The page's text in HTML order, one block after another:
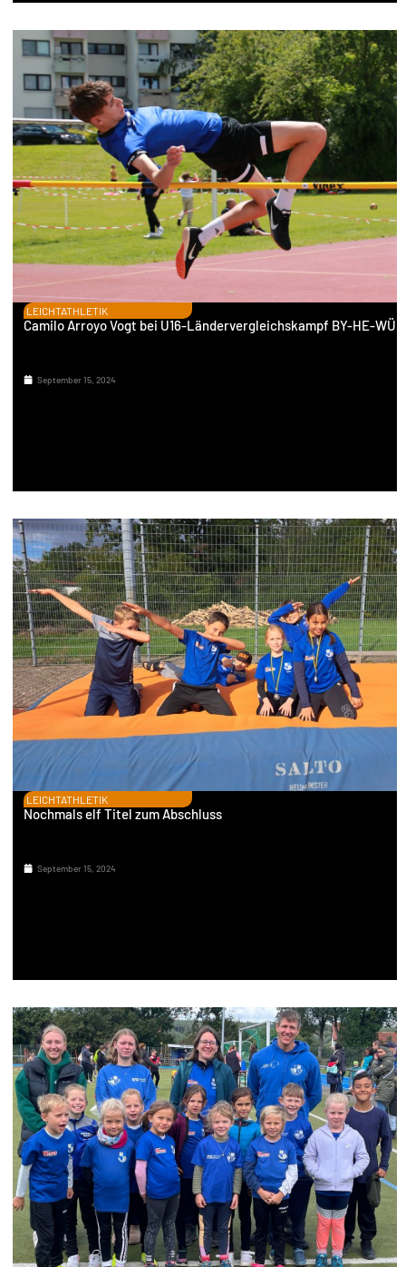
LEICHTATHLETIK
Camilo Arroyo Vogt bei U16-Ländervergleichskampf BY-HE-WÜ
September 15, 2024
LEICHTATHLETIK
Nochmals elf Titel zum Abschluss
September 15, 2024